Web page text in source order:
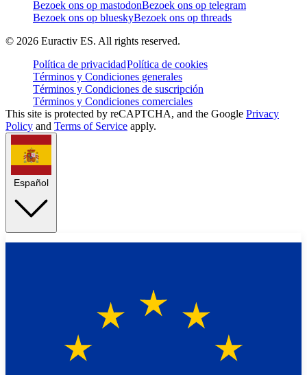
Bezoek ons op mastodonBezoek ons op telegram
Bezoek ons op blueskyBezoek ons op threads
© 2026 Euractiv ES. All rights reserved.
Política de privacidadPolítica de cookies
Términos y Condiciones generales
Términos y Condiciones de suscripción
Términos y Condiciones comerciales
This site is protected by reCAPTCHA, and the Google Privacy
Policy and Terms of Service apply.
Español